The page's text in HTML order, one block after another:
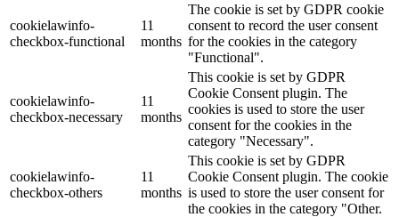
cookielawinfo-
checkbox-functional
11
months
The cookie is set by GDPR cookie
consent to record the user consent
for the cookies in the category
"Functional".
cookielawinfo-
checkbox-necessary
11
months
This cookie is set by GDPR
Cookie Consent plugin. The
cookies is used to store the user
consent for the cookies in the
category "Necessary".
cookielawinfo-
checkbox-others
11
months
This cookie is set by GDPR
Cookie Consent plugin. The cookie
is used to store the user consent for
the cookies in the category "Other.